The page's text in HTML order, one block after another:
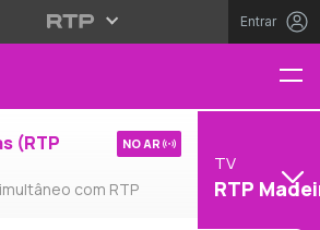
Entrar
(RTP
com RTP
NO AR
TV
RTP